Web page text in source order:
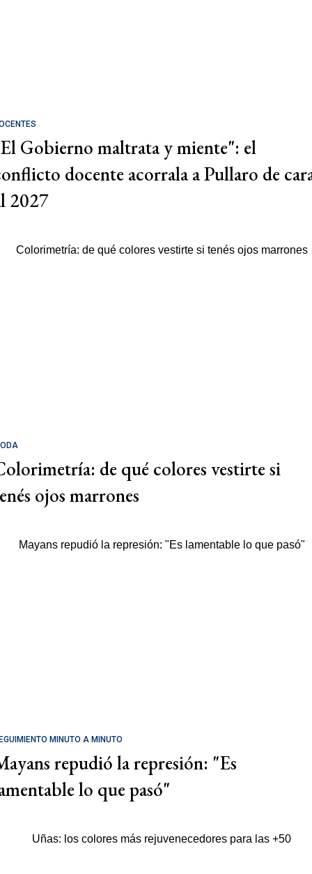
Gobierno maltrata y miente": el
docente acorrala a Pullaro de
2027
de qué colores vestirte si
ojos marrones
MINUTO A MINUTO
repudió la represión: "Es
lo que pasó"